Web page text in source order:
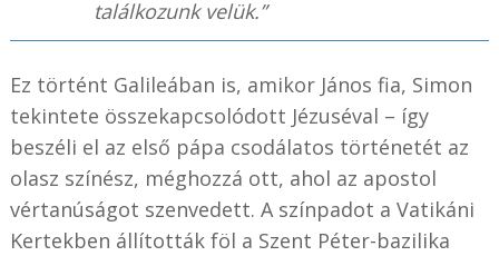
találkozunk velük.”
Ez történt Galileában is, amikor János fia, Simon
tekintete összekapcsolódott Jézuséval – így
beszéli el az első pápa csodálatos történetét az
olasz színész, méghozzá ott, ahol az apostol
vértanúságot szenvedett. A színpadot a Vatikáni
Kertekben állították föl a Szent Péter-bazilika